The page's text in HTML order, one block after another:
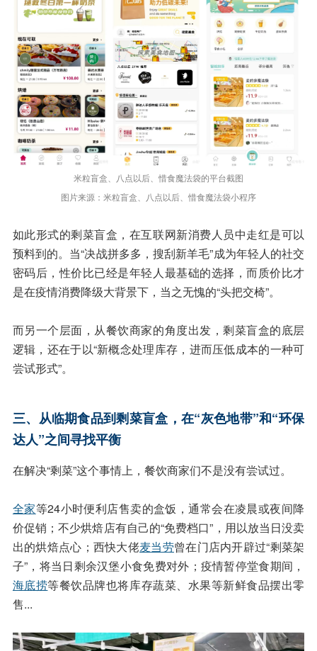
米粒盲盒、八点以后、惜食魔法袋的平台截图
图片来源：米粒盲盒、八点以后、惜食魔法袋小程序
如此形式的剩菜盲盒，在互联网新消费人员中走红是可以
预料到的。当“决战拼多多，搜刮新羊毛”成为年轻人的社交
密码后，性价比已经是年轻人最基础的选择，而质价比才
是在疫情消费降级大背景下，当之无愧的“头把交椅”。
而另一个层面，从餐饮商家的角度出发，剩菜盲盒的底层
逻辑，还在于以“新概念处理库存，进而压低成本的一种可
尝试形式”。
三、从临期食品到剩菜盲盒，在“灰色地带”和“环保
达人”之间寻找平衡
在解决“剩菜”这个事情上，餐饮商家们不是没有尝试过。
全家等24小时便利店售卖的盒饭，通常会在凌晨或夜间降
价促销；不少烘焙店有自己的“免费档口”，用以放当日没卖
出的烘焙点心；西快大佬麦当劳曾在门店内开辟过“剩菜架
子”，将当日剩余汉堡小食免费对外；疫情暂停堂食期间，
海底捞等餐饮品牌也将库存蔬菜、水果等新鲜食品摆出零
售...